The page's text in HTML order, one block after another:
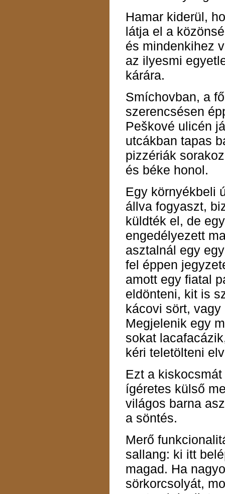
Hamar kiderül,
látja el a
és mindenkihez
az ilyesmi
kárára.
Smíchovban, a
szerencsésen
Peškové ulicén
utcákban tapas
pizzériák
és béke honol.
Egy környékbeli
állva fogyaszt,
küldték el, de
engedélyezett
asztalnál egy
fel éppen
amott egy fiatal
eldönteni, kit is
kácovi sört,
Megjelenik egy
sokat
kéri teletölteni
Ezt a
ígéretes külső
világos barna
a söntés.
Merő
sallang: ki itt
magad. Ha
sörkorcsolyát,